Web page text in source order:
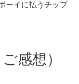
ーイに払うチップ
感想）